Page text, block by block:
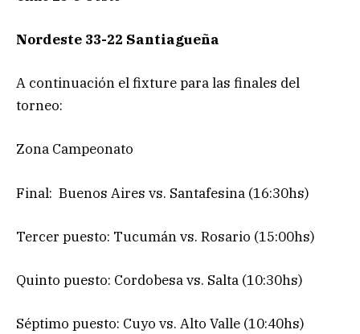
Nordeste 33-22 Santiagueña
A continuación el fixture para las finales del
torneo:
Zona Campeonato
Final: Buenos Aires vs. Santafesina (16:30hs)
Tercer puesto: Tucumán vs. Rosario (15:00hs)
Quinto puesto: Cordobesa vs. Salta (10:30hs)
Séptimo puesto: Cuyo vs. Alto Valle (10:40hs)